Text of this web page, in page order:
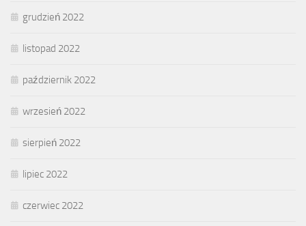
grudzień 2022
listopad 2022
październik 2022
wrzesień 2022
sierpień 2022
lipiec 2022
czerwiec 2022